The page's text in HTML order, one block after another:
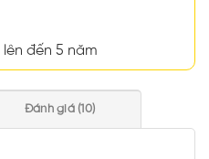
lên đến 5 năm
Đánh giá (10)